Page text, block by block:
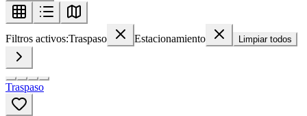
Filtros activos:Traspaso Estacionamiento Limpiar todos
Traspaso